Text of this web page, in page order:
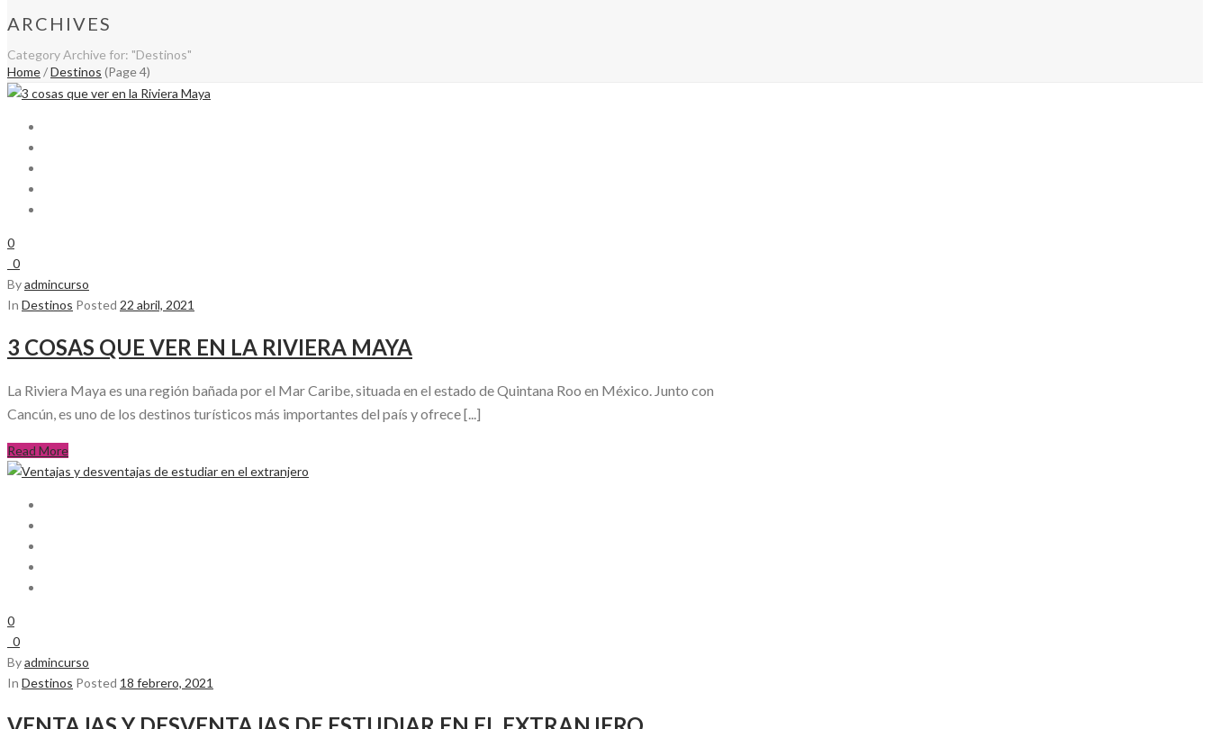
ARCHIVES
Category Archive for: "Destinos"
Home/Destinos (Page 4)
0
0
Byadmincurso
In Destinos Posted 22 abril, 2021
3 COSAS QUE VER EN LA RIVIERA MAYA
La Riviera Maya es una región bañada por el Mar Caribe, situada en el estado de Quintana Roo en México. Junto con
Cancún, es uno de los destinos turísticos más importantes del país y ofrece [...]
Read More
0
0
Byadmincurso
In Destinos Posted 18 febrero, 2021